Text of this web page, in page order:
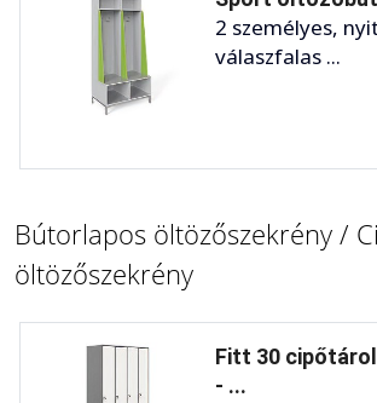
2 személyes,
válaszfalas ...
Bútorlapos öltözőszekrény /
öltözőszekrény
Fitt 30
- ...